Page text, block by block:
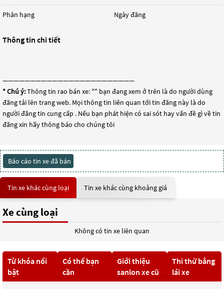
Phân hạng Ngày đăng
Thông tin chi tiết
————————————————————————
* Chú ý:Thông tin rao bán xe: "" bạn đang xem ở trên là do người dùng
đăng tải lên trang web. Mọi thông tin liên quan tới tin đăng này là do
người đăng tin cung cấp . Nếu bạn phát hiện có sai sót hay vấn đề gì về tin
đăng xin hãy thông báo cho chúng tôi
Báo cáo tin xe đã bán
Tin xe khác cùng loại Tin xe khác cùng khoảng giá
Xe cùng loại
Không có tin xe liên quan
Từ khóa nổi
bật
Có thể bạn
cần
Giới thiệu
sanlon xe cũ
Thi thử bằng
lái xe